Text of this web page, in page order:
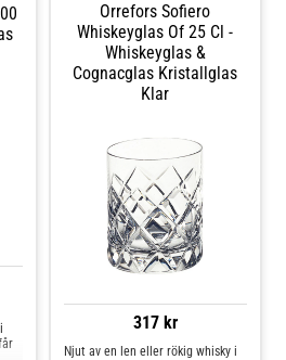
Orrefors Sofiero
Whiskeyglas Of 25 Cl -
Whiskeyglas &
Cognacglas Kristallglas
Klar
317 kr
Njut av en len eller rökig whisky i